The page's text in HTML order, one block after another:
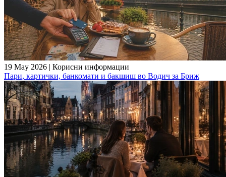
19 May 2026 | Корисни информации
Пари, картички, банкомати и бакшиш во Водич за Бриж